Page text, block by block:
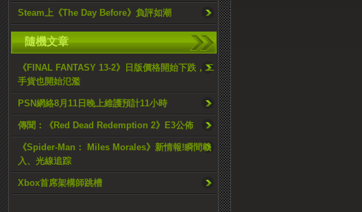
Steam上《The Day Before》負評如潮
隨機文章
《FINAL FANTASY 13-2》日版價格開始下跌，二
手貨也開始氾濫
PSN網絡8月11日晚上維護預計11小時
傳聞：《Red Dead Redemption 2》E3公佈
《Spider-Man： Miles Morales》新情報!瞬間載
入、光線追踪
Xbox首席架構師跳槽